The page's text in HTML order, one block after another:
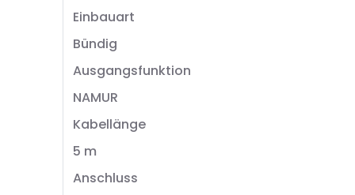
Einbauart
Bündig
Ausgangsfunktion
NAMUR
Kabellänge
5 m
Anschluss